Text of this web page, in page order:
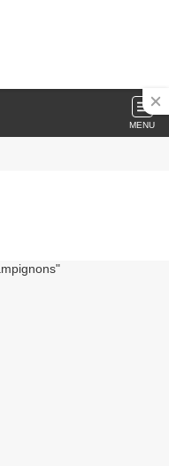
MENU